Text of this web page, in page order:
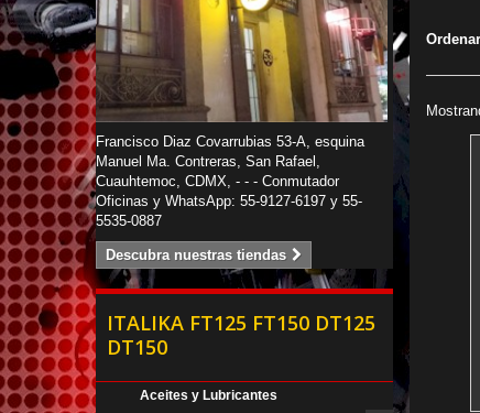
Francisco Diaz Covarrubias 53-A, esquina
Manuel Ma. Contreras, San Rafael,
Cuauhtemoc, CDMX, - - - Conmutador
Oficinas y WhatsApp: 55-9127-6197 y 55-
5535-0887
Descubra nuestras tiendas
ITALIKA FT125 FT150 DT125
DT150
Aceites y Lubricantes